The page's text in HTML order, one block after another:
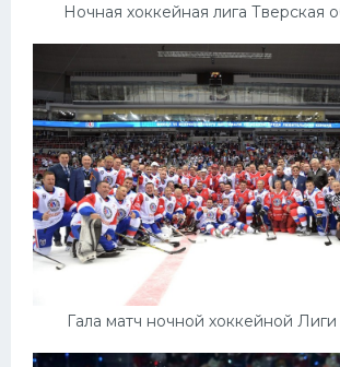
Ночная хоккейная лига Тверская
Гала матч ночной хоккейной Лиги